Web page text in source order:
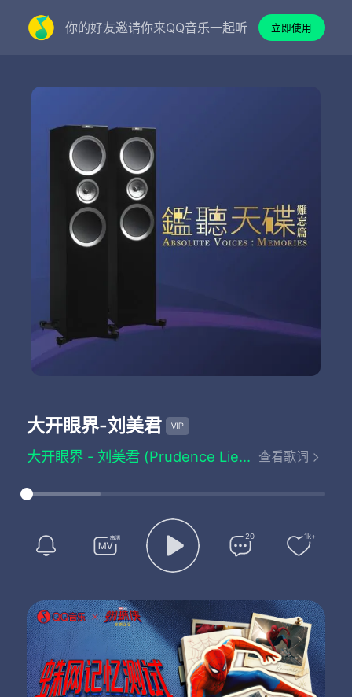
你的好友邀请你来QQ音乐一起听 立即使用
大开眼界-刘美君
大开眼界 - 刘美君 (Prudence Liew)
曲：阿飞
编曲：Chen Rong Liang
能否先跟我摸黑吻一吻
如果我露出了真身可会被抱紧
如本性是这么低等
怎跟你相衬
情人如若很好奇
要有被我吓怕的准备
试问谁可洁白无比
如何承受这好奇
查看歌词
20 1k+